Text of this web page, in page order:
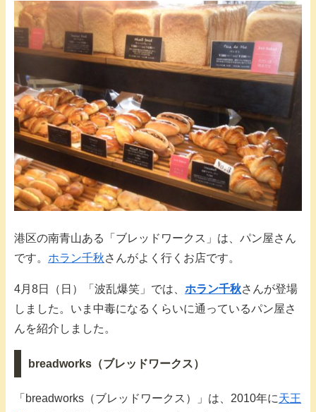
港区の南青山ある「ブレッドワークス」は、パン屋さん
です。 ホラン千秋さんがよく行くお店です。
4月8日（日）「波乱爆笑」では、 ホラン千秋さんが登場
しました。いま中毒になるくらいに通っているパン屋さ
んを紹介しました。
breadworks（ブレッドワークス）
「breadworks（ブレッドワークス）」は、2010年に天王